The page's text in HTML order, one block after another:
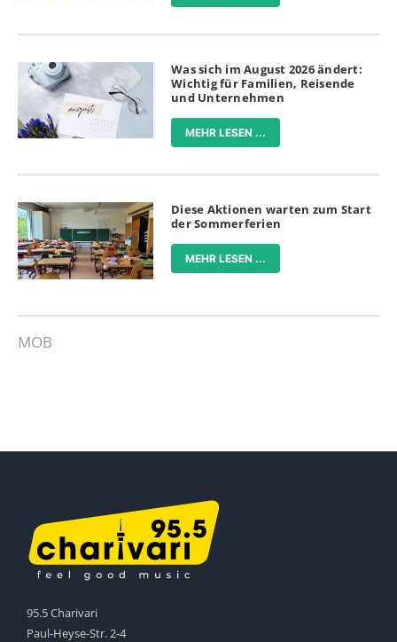
Was sich im August 2026 ändert:
Wichtig für Familien, Reisende
und Unternehmen
MEHR LESEN ...
Diese Aktionen warten zum Start
der Sommerferien
MEHR LESEN ...
MOB
95.5 Charivari
Paul-Heyse-Str. 2-4